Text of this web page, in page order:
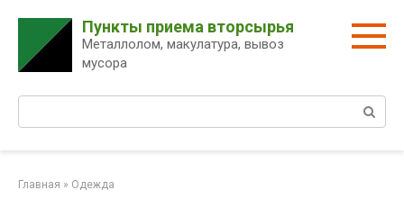
контенту
Пункты приема вторсырья
Металлолом, макулатура, вывоз
мусора
Главная » Одежда